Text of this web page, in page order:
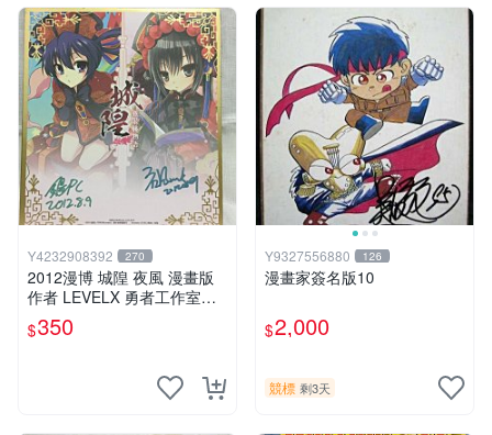
Y4232908392 270
2012漫博 城隍 夜風 漫畫版
作者 LEVELX 勇者工作室羊
仔 簽名板
$350
Y9327556880 126
漫畫家簽名版10
$2,000
競標 剩3天